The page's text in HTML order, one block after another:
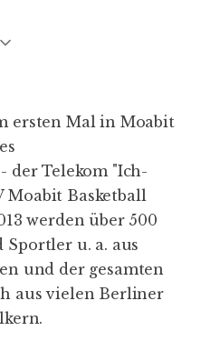
ersten Mal in Moabit
der Telekom "Ich-
Moabit Basketball
werden über 500
u. a. aus
und der gesamten
aus vielen Berliner